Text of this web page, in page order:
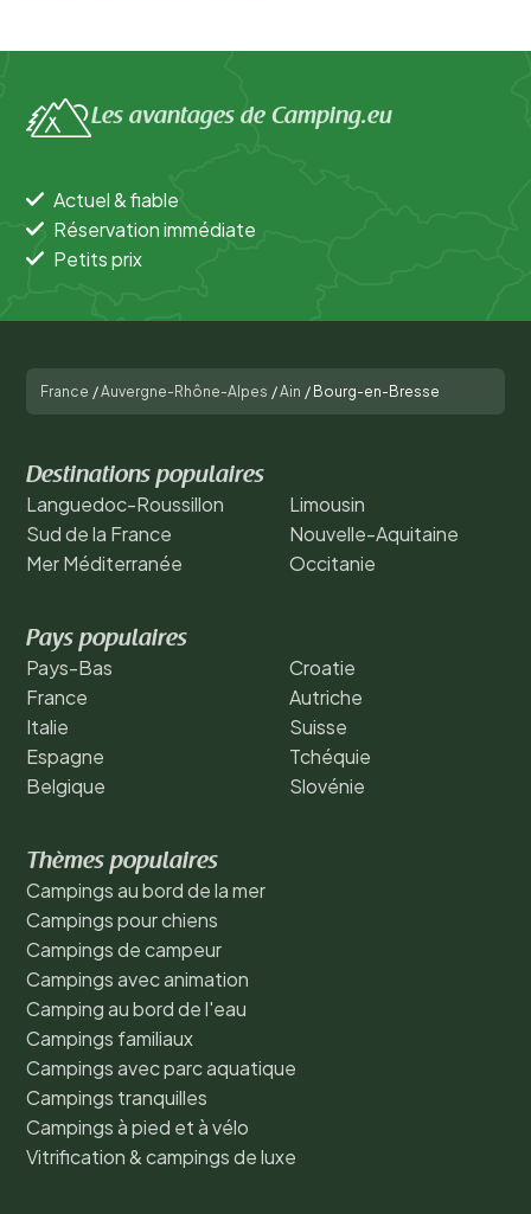
Les avantages de Camping.eu
Actuel & fiable
Réservation immédiate
Petits prix
France /Auvergne-Rhône-Alpes /Ain / Bourg-en-Bresse
Destinations populaires
Languedoc-Roussillon
Sud de la France
Mer Méditerranée
Limousin
Nouvelle-Aquitaine
Occitanie
Pays populaires
Pays-Bas
France
Italie
Espagne
Belgique
Croatie
Autriche
Suisse
Tchéquie
Slovénie
Thèmes populaires
Campings au bord de la mer
Campings pour chiens
Campings de campeur
Campings avec animation
Camping au bord de l'eau
Campings familiaux
Campings avec parc aquatique
Campings tranquilles
Campings à pied et à vélo
Vitrification & campings de luxe